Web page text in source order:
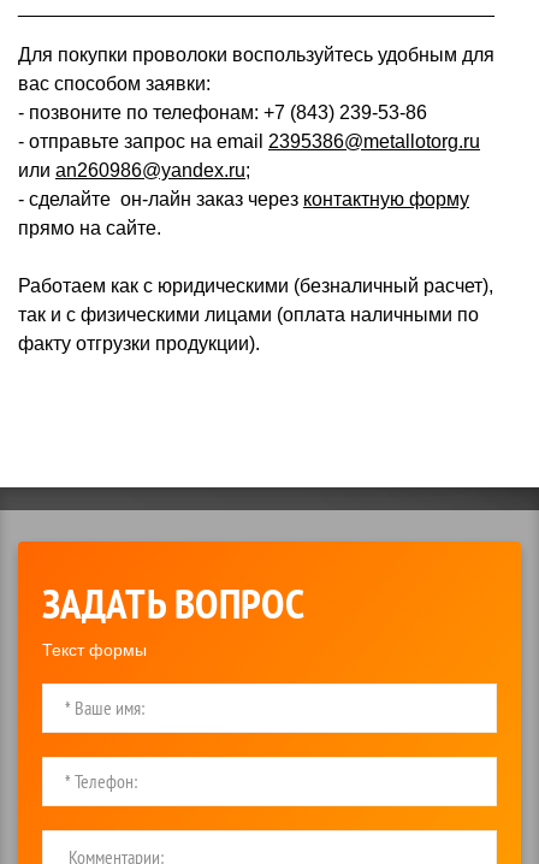
Для покупки проволоки воспользуйтесь удобным для
вас способом заявки:
- позвоните по телефонам: +7 (843) 239-53-86
- отправьте запрос на email 2395386@metallotorg.ru
или an260986@yandex.ru;
- сделайте он-лайн заказ через контактную форму
прямо на сайте.
Работаем как с юридическими (безналичный расчет),
так и с физическими лицами (оплата наличными по
факту отгрузки продукции).
ЗАДАТЬ ВОПРОС
Текст формы